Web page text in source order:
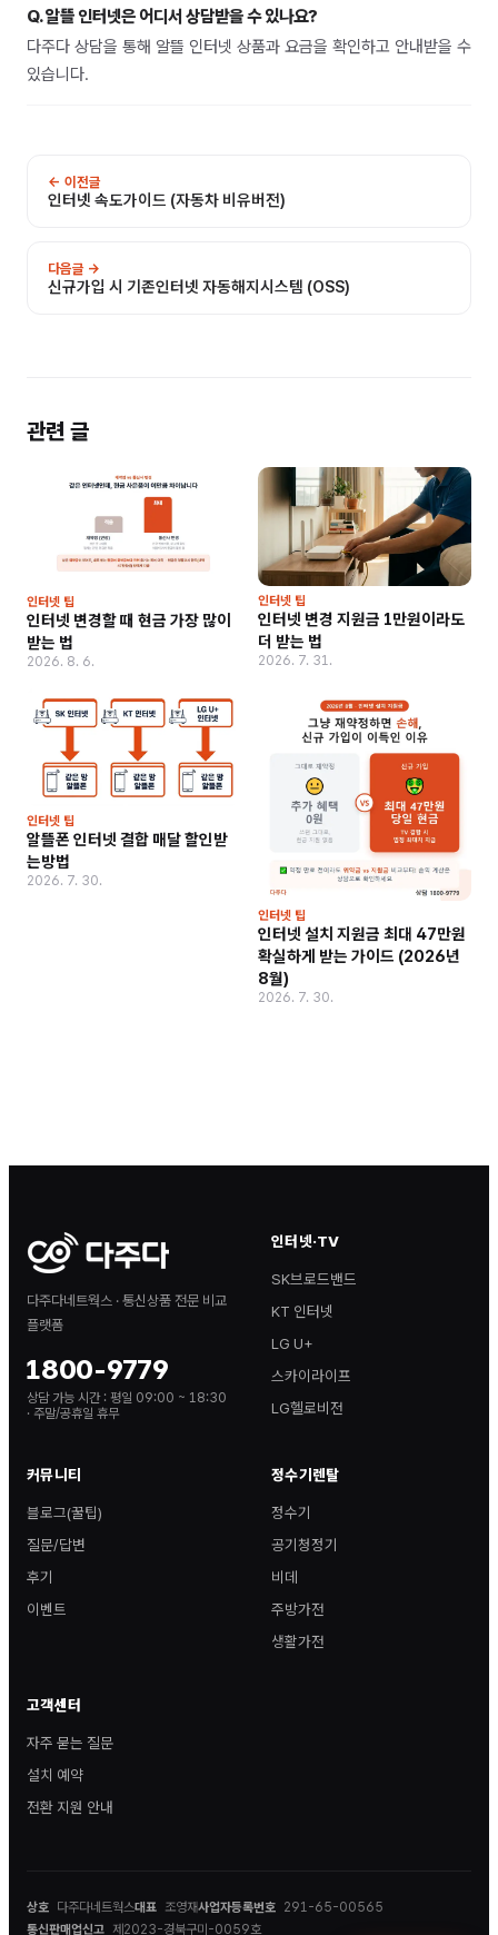
Q.알뜰 인터넷은 어디서 상담받을 수 있나요?
다주다 상담을 통해 알뜰 인터넷 상품과 요금을 확인하고 안내받을 수
있습니다.
← 이전글
인터넷 속도가이드 (자동차 비유버전)
다음글 →
신규가입 시 기존인터넷 자동해지시스템 (OSS)
관련 글
인터넷 팁
인터넷 변경할 때 현금 가장 많이
받는 법
2026. 8. 6.
인터넷 팁
인터넷 변경 지원금 1만원이라도
더 받는 법
2026. 7. 31.
인터넷 팁
알뜰폰 인터넷 결합 매달 할인받
는방법
2026. 7. 30.
인터넷 팁
인터넷 설치 지원금 최대 47만원
확실하게 받는 가이드 (2026년
8월)
2026. 7. 30.
다주다네트웍스 · 통신상품 전문 비교
플랫폼
1800-9779
상담 가능 시간 : 평일 09:00 ~ 18:30
· 주말/공휴일 휴무
인터넷·TV
SK브로드밴드
KT 인터넷
LG U+
스카이라이프
LG헬로비전
커뮤니티
블로그(꿀팁)
질문/답변
후기
이벤트
정수기렌탈
정수기
공기청정기
비데
주방가전
생활가전
고객센터
자주 묻는 질문
설치 예약
전환 지원 안내
상호 다주다네트웍스대표 조영재사업자등록번호 291-65-00565
통신판매업신고 제2023-경북구미-0059호